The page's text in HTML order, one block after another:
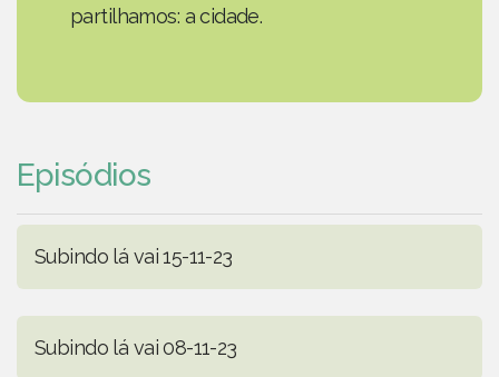
partilhamos: a cidade.
Episódios
Subindo lá vai 15-11-23
Subindo lá vai 08-11-23